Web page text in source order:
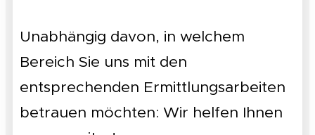
Unabhängig davon, in welchem
Bereich Sie uns mit den
entsprechenden Ermittlungsarbeiten
betrauen möchten: Wir helfen Ihnen